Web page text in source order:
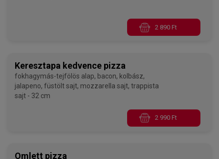
2 890 Ft
Keresztapa kedvence pizza
fokhagymás-tejfölös alap, bacon, kolbász,
jalapeno, füstölt sajt, mozzarella sajt, trappista
sajt - 32 cm
2 990 Ft
Omlett pizza